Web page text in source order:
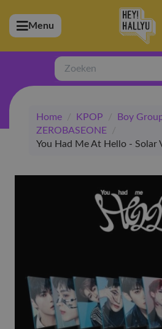
(Artiesten)
(Merchandise)
(Exclusive)
(Winkel)
Menu
Zoeken
Home / KPOP / Boy
ZEROBASEONE
/
You Had Me At Hello - Solar